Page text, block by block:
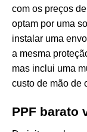
com os preços
optam por uma
instalar uma
a mesma
mas inclui uma
custo de mão de
PPF barato